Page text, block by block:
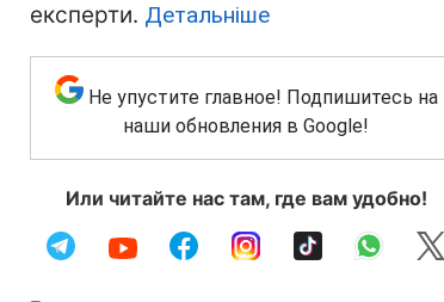
експерти. Детальніше
Не упустите главное! Подпишитесь на
наши обновления в Google!
Или читайте нас там, где вам удобно!